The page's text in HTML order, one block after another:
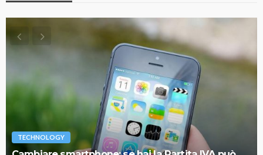
TECHNOLOGY